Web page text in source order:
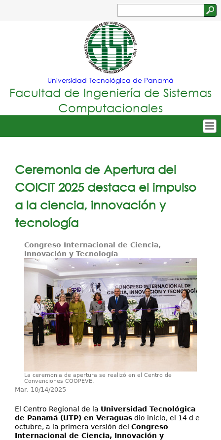
Jump to navigation
Formulario
de
búsqueda
Universidad Tecnológica de Panamá
Facultad de Ingeniería de Sistemas
Computacionales
Menu
Principal
Nuestra Facultad
Oferta Académica
Servicios
Ceremonia de Apertura del
COICIT 2025 destaca el impulso
a la ciencia, innovación y
tecnología
Congreso Internacional de Ciencia,
Innovación y Tecnología
La ceremonia de apertura se realizó en el Centro de
Convenciones COOPEVE.
Mar, 10/14/2025
El Centro Regional de la Universidad Tecnológica
de Panamá (UTP) en Veraguas dio inicio, el 14 d e
octubre, a la primera versión del Congreso
Internacional de Ciencia, Innovación y